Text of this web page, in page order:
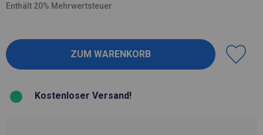
Enthält 20% Mehrwertsteuer
Kostenloser Versand!